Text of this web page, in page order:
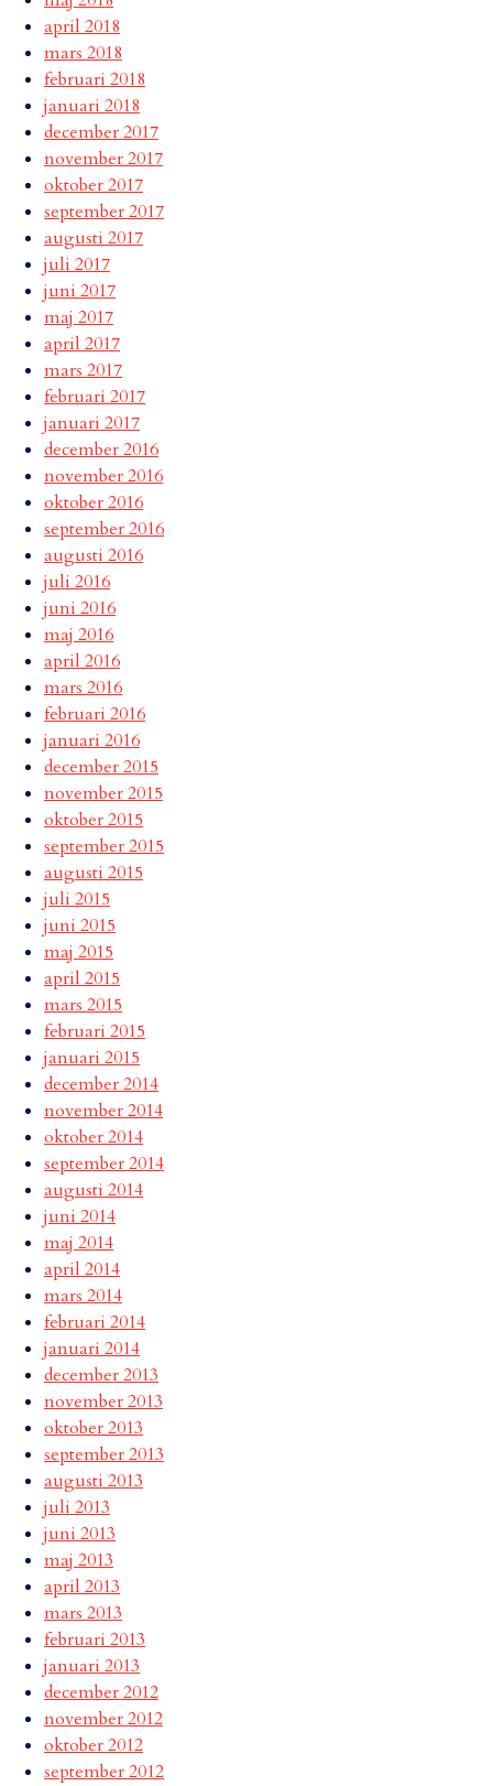
april 2018
mars 2018
februari 2018
januari 2018
december 2017
november 2017
oktober 2017
september 2017
augusti 2017
juli 2017
juni 2017
maj 2017
april 2017
mars 2017
februari 2017
januari 2017
december 2016
november 2016
oktober 2016
september 2016
augusti 2016
juli 2016
juni 2016
maj 2016
april 2016
mars 2016
februari 2016
januari 2016
december 2015
november 2015
oktober 2015
september 2015
augusti 2015
juli 2015
juni 2015
maj 2015
april 2015
mars 2015
februari 2015
januari 2015
december 2014
november 2014
oktober 2014
september 2014
augusti 2014
juni 2014
maj 2014
april 2014
mars 2014
februari 2014
januari 2014
december 2013
november 2013
oktober 2013
september 2013
augusti 2013
juli 2013
juni 2013
maj 2013
april 2013
mars 2013
februari 2013
januari 2013
december 2012
november 2012
oktober 2012
september 2012